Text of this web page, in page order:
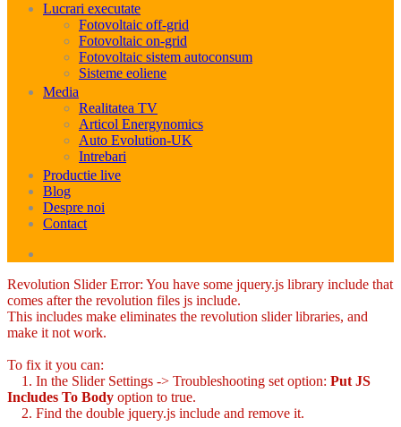
Lucrari executate
Fotovoltaic off-grid
Fotovoltaic on-grid
Fotovoltaic sistem autoconsum
Sisteme eoliene
Media
Realitatea TV
Articol Energynomics
Auto Evolution-UK
Intrebari
Productie live
Blog
Despre noi
Contact
Revolution Slider Error: You have some jquery.js library include that
comes after the revolution files js include.
This includes make eliminates the revolution slider libraries, and
make it not work.
To fix it you can:
1. In the Slider Settings -> Troubleshooting set option: Put JS
Includes To Body option to true.
2. Find the double jquery.js include and remove it.